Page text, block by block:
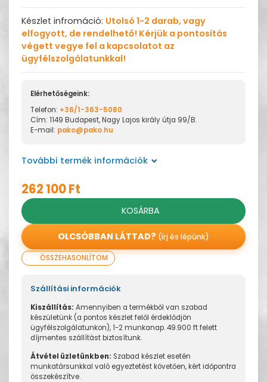
Készlet infromáció: Utolsó 1-2 darab, vagy
elfogyott, de rendelhető! Kérjük a pontosítás
végett vegye fel a kapcsolatot az
ügyfélszolgálatunkkal!
Elérhetőségeink:
Telefon: +36/1-363-5080
Cím: 1149 Budapest, Nagy Lajos király útja 99/B.
E-mail: pako@pako.hu
További termék információk
262 100 Ft
KOSÁRBA
OLCSÓBBAN LÁTTAD? (írj és lépünk)
ÖSSZEHASONLÍTOM
Szállítási információk
Kiszállítás: Amennyiben a termékből van szabad
készületünk (a pontos készlet felől érdeklődjön
ügyfélszolgálatunkon), 1-2 munkanap. 49.900 ft felett
díjmentes szállítást biztosítunk.
Átvétel üzletünkben: Szabad készlet esetén
munkatársunkkal való egyeztetést követően, kért időpontra
összekészítve.